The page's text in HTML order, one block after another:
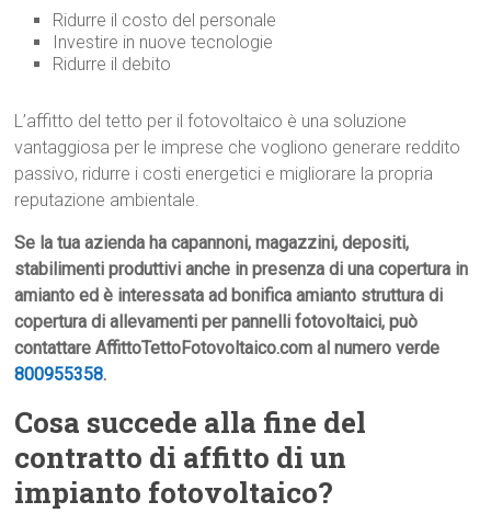
Ridurre il costo del personale
Investire in nuove tecnologie
Ridurre il debito
L’affitto del tetto per il fotovoltaico è una soluzione
vantaggiosa per le imprese che vogliono generare reddito
passivo, ridurre i costi energetici e migliorare la propria
reputazione ambientale.
Se la tua azienda ha capannoni, magazzini, depositi,
stabilimenti produttivi anche in presenza di una copertura in
amianto ed è interessata ad bonifica amianto struttura di
copertura di allevamenti per pannelli fotovoltaici, può
contattare AffittoTettoFotovoltaico.com al numero verde
800955358.
Cosa succede alla fine del
contratto di affitto di un
impianto fotovoltaico?